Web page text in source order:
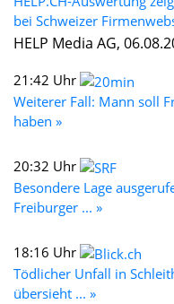
bei Schweizer
HELP Media AG,
21:42 Uhr
Weiterer Fall: Mann soll
haben »
20:32 Uhr
Besondere Lage
Freiburger ... »
18:16 Uhr
Tödlicher Unfall in
übersieht ... »